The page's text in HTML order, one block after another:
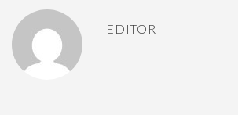
EDITOR